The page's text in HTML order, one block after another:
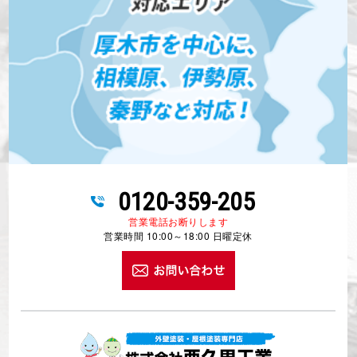
0120-359-205
営業電話お断りします
営業時間 10:00～18:00 日曜定休